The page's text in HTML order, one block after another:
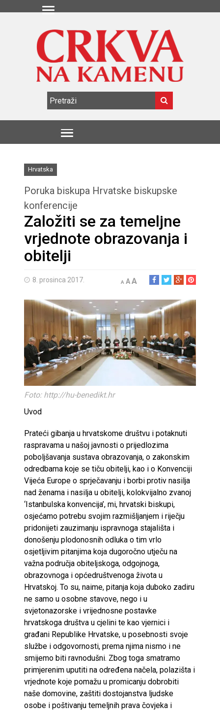
Hrvatska
Poruka biskupa Hrvatske biskupske
konferencije
Založiti se za temeljne
vrjednote obrazovanja i
obitelji
8. prosinca 2017. A AA
Foto: http://hu-benedikt.hr
Uvod
Prateći gibanja u hrvatskome društvu i potaknuti
raspravama u našoj javnosti o prijedlozima
poboljšavanja sustava obrazovanja, o zakonskim
odredbama koje se tiču obitelji, kao i o Konvenciji
Vijeća Europe o sprječavanju i borbi protiv nasilja
nad ženama i nasilja u obitelji, kolokvijalno zvanoj
‘Istanbulska konvencija’, mi, hrvatski biskupi,
osjećamo potrebu svojim razmišljanjem i riječju
pridonijeti zauzimanju ispravnoga stajališta i
donošenju plodonosnih odluka o tim vrlo
osjetljivim pitanjima koja dugoročno utječu na
važna područja obiteljskoga, odgojnoga,
obrazovnoga i općedruštvenoga života u
Hrvatskoj. To su, naime, pitanja koja duboko zadiru
ne samo u osobne stavove, nego i u
svjetonazorske i vrijednosne postavke
hrvatskoga društva u cjelini te kao vjernici i
građani Republike Hrvatske, u posebnosti svoje
službe i odgovornosti, prema njima nismo i ne
smijemo biti ravnodušni. Zbog toga smatramo
primjerenim uputiti na određena načela, polazišta i
vrjednote koje pomažu u promicanju dobrobiti
naše domovine, zaštiti dostojanstva ljudske
osobe i poštivanju temeljnih prava čovjeka i